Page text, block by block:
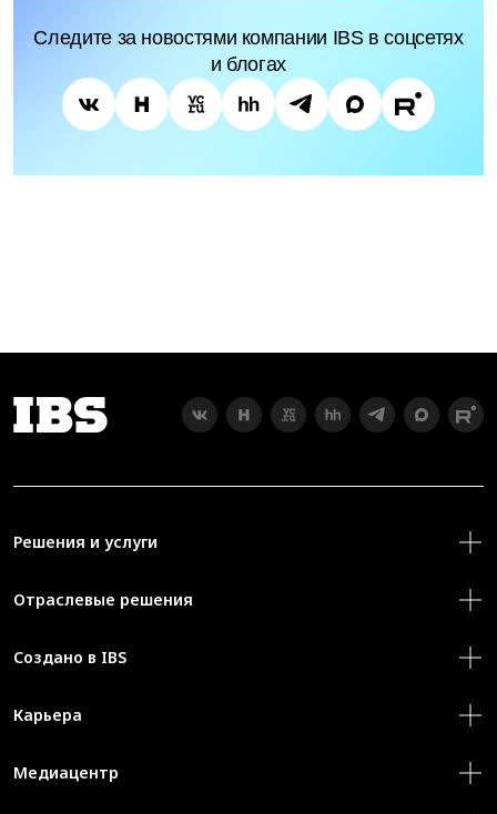
Следите за новостями компании IBS в соцсетях
и блогах
Решения и услуги
Отраслевые решения
Создано в IBS
Карьера
Медиацентр